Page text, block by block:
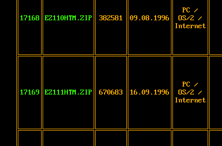
17168 EZ110HTM.ZIP 382581 09.08.1996
PC /
OS/2 /
Internet
17169 EZ111HTM.ZIP 670683 16.09.1996
PC /
OS/2 /
Internet